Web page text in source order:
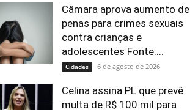
Câmara aprova aumento de
penas para crimes sexuais
contra crianças e
adolescentes Fonte:...
Cidades 6 de agosto de 2026
Celina assina PL que prevê
multa de R$ 100 mil para